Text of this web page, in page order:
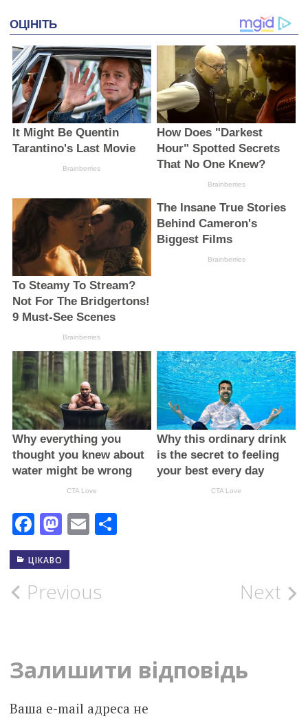
Facebook
Mastodon
EmailПоділитися
ЦІКАВО
Post
Previous Next
Залишити відповідь
Ваша e-mail адреса не